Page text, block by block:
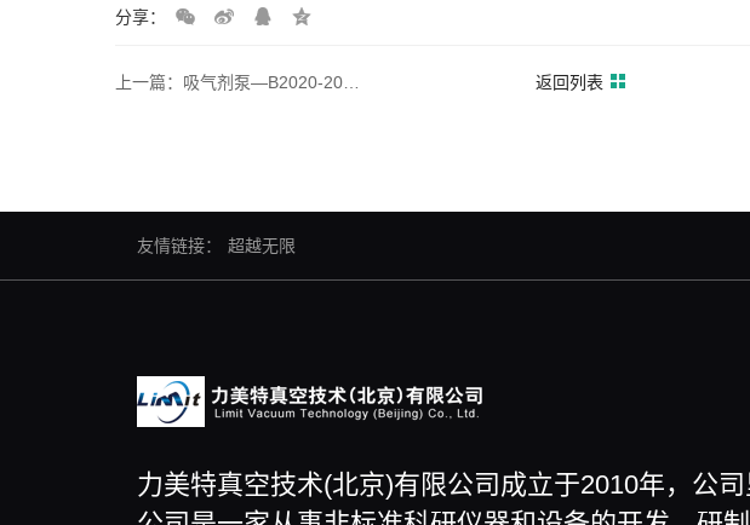
分享：
上一篇：吸气剂泵—B2020-200L-CF35 返回列表
友情链接： 超越无限
力美特真空技术(北京)有限公司成立于2010年，公